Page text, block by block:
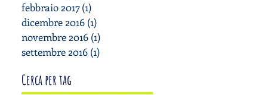
febbraio 2017 (1)
dicembre 2016 (1)
novembre 2016 (1)
settembre 2016 (1)
Cerca per tag